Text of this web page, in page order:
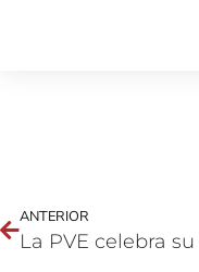
ANTERIOR
La PVE celebra